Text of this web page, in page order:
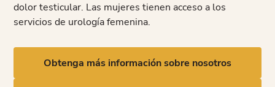
dolor testicular. Las mujeres tienen acceso a los
servicios de urología femenina.
Obtenga más información sobre nosotros